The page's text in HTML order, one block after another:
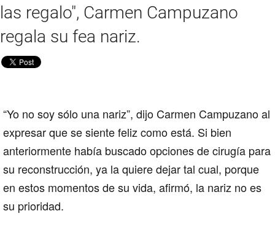
las regalo", Carmen Campuzano
regala su fea nariz.
“Yo no soy sólo una nariz”, dijo Carmen Campuzano al
expresar que se siente feliz como está. Si bien
anteriormente había buscado opciones de cirugía para
su reconstrucción, ya la quiere dejar tal cual, porque
en estos momentos de su vida, afirmó, la nariz no es
su prioridad.